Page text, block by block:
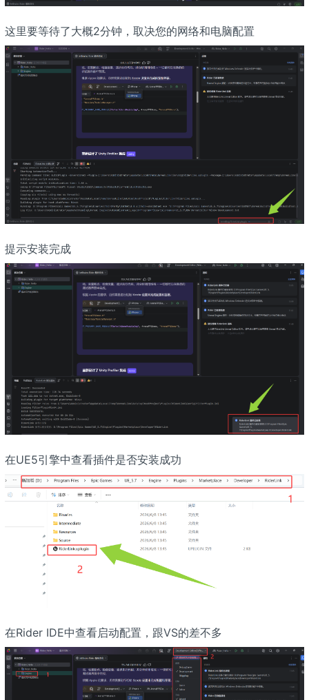
这里要等待了大概2分钟，取决您的网络和电脑配置
提示安装完成
在UE5引擎中查看插件是否安装成功
在Rider IDE中查看启动配置，跟VS的差不多